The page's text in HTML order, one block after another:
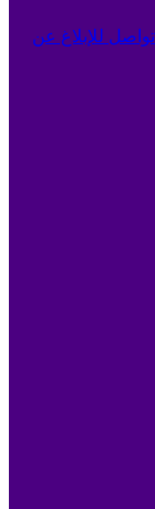
للإبلاغ عن